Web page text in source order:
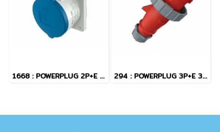
1668 : POWERPLUG 2P+E 16A230Vเมียฝัง(IP44) 294 : POWERPLUG 3P+E 32A400Vผู้(IP67)